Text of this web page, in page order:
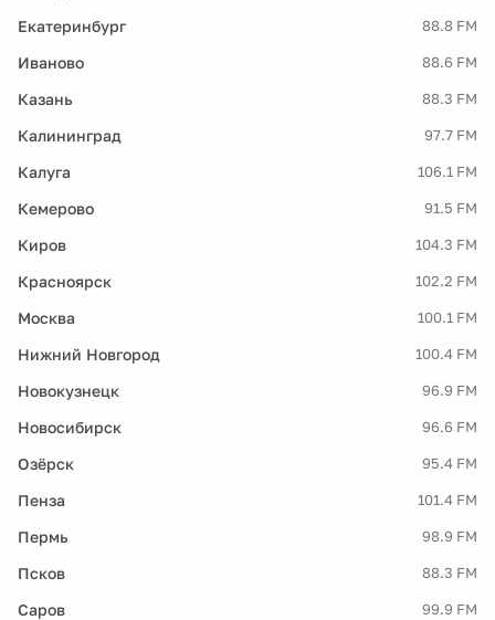
Екатеринбург 88.8 FM
Иваново 88.6 FM
Казань 88.3 FM
Калининград 97.7 FM
Калуга 106.1 FM
Кемерово 91.5 FM
Киров 104.3 FM
Красноярск 102.2 FM
Москва 100.1 FM
Нижний Новгород 100.4 FM
Новокузнецк 96.9 FM
Новосибирск 96.6 FM
Озёрск 95.4 FM
Пенза 101.4 FM
Пермь 98.9 FM
Псков 88.3 FM
Саров 99.9 FM